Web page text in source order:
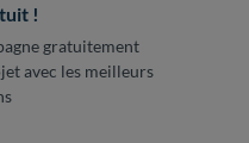
!
gratuitement
avec les meilleurs